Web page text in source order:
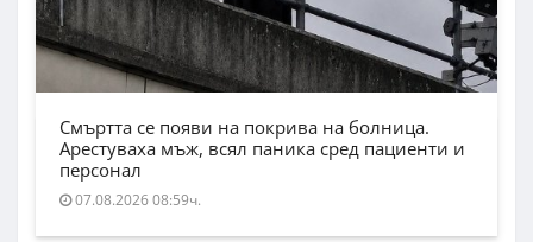
Смъртта се появи на покрива на болница.
Арестуваха мъж, всял паника сред пациенти и
персонал
07.08.2026 08:59ч.